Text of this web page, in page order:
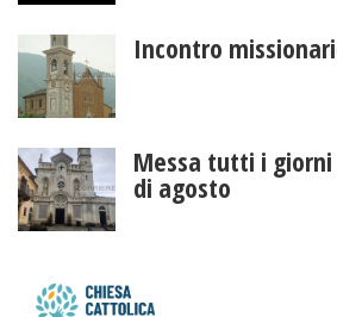
Incontro
Messa tutti i
di agosto